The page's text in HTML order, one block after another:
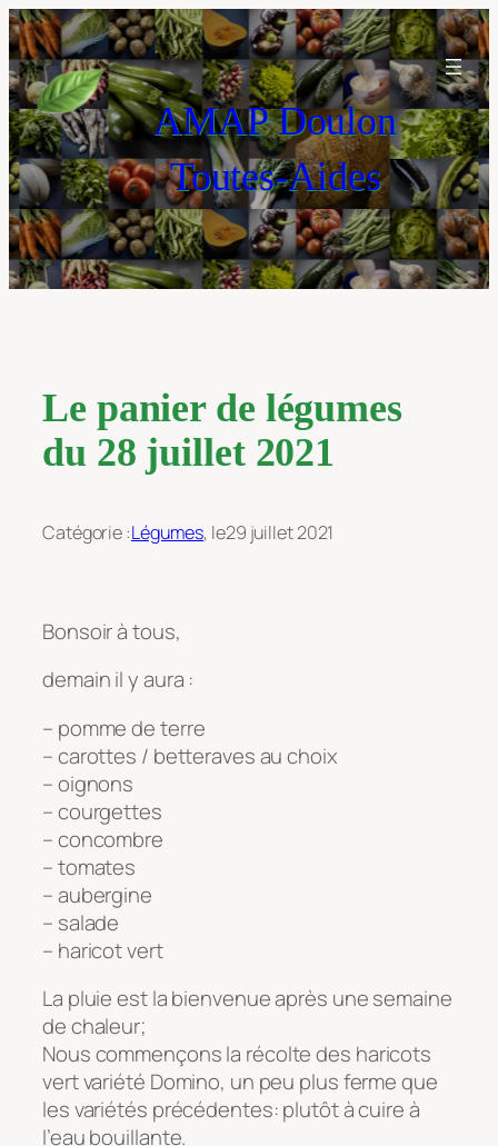
Aller
au
contenu
AMAP Doulon
Toutes-Aides
Le panier de légumes
du 28 juillet 2021
Catégorie :Légumes, le29 juillet 2021
Bonsoir à tous,
demain il y aura :
– pomme de terre
– carottes / betteraves au choix
– oignons
– courgettes
– concombre
– tomates
– aubergine
– salade
– haricot vert
La pluie est la bienvenue après une semaine
de chaleur;
Nous commençons la récolte des haricots
vert variété Domino, un peu plus ferme que
les variétés précédentes: plutôt à cuire à
l’eau bouillante.